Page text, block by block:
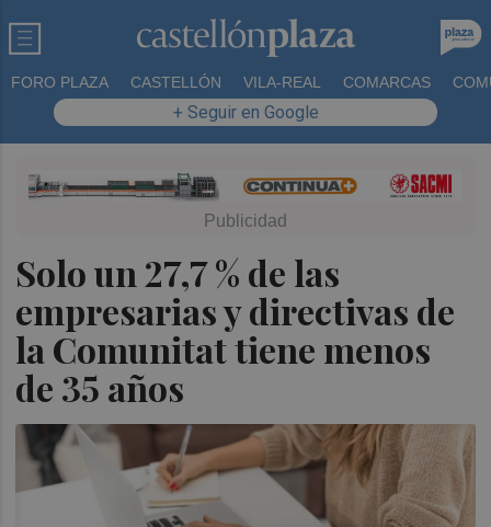
FORO PLAZA CASTELLÓN VILA-REAL COMARCAS
+ Seguir en Google
Solo un 27,7 % de las
empresarias y directivas de
la Comunitat tiene menos
de 35 años